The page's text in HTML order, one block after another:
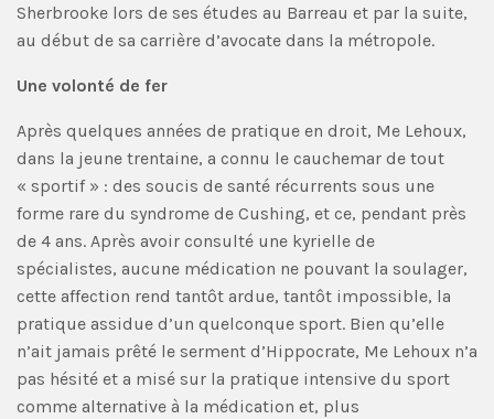
Sherbrooke lors de ses études au Barreau et par la suite,
au début de sa carrière d’avocate dans la métropole.
Une volonté de fer
Après quelques années de pratique en droit, Me Lehoux,
dans la jeune trentaine, a connu le cauchemar de tout
« sportif » : des soucis de santé récurrents sous une
forme rare du syndrome de Cushing, et ce, pendant près
de 4 ans. Après avoir consulté une kyrielle de
spécialistes, aucune médication ne pouvant la soulager,
cette affection rend tantôt ardue, tantôt impossible, la
pratique assidue d’un quelconque sport. Bien qu’elle
n’ait jamais prêté le serment d’Hippocrate, Me Lehoux n’a
pas hésité et a misé sur la pratique intensive du sport
comme alternative à la médication et, plus